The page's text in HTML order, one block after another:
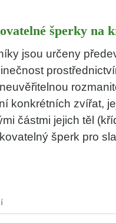
šperky na
jsou určeny
konkrétních zvířat,
částmi jejich těl
šperk pro